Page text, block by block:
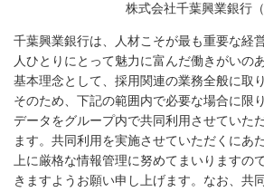
株式会社千葉興業銀行
千葉興業銀行は、人材こそが最も重要な経
人ひとりにとって魅力に富んだ働きがいの
基本理念として、採用関連の業務全般に取
そのため、下記の範囲内で必要な場合に限
データをグループ内で共同利用させていた
ます。共同利用を実施させていただくにあ
上に厳格な情報管理に努めてまいりますの
きますようお願い申し上げます。なお、共